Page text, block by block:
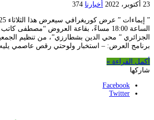
23 أكتوبر، 2022 أخبارنا 374
الساعة 18:00 مساءً، بقاعة العروض “مصطفى
الجزائري ” محي الدين بشطارزي”، من تنظيم
برنامج العرض: – استخبار ولوحتي رقص عاصمي
أكمل القراءة »
شاركها
Facebook
Twitter